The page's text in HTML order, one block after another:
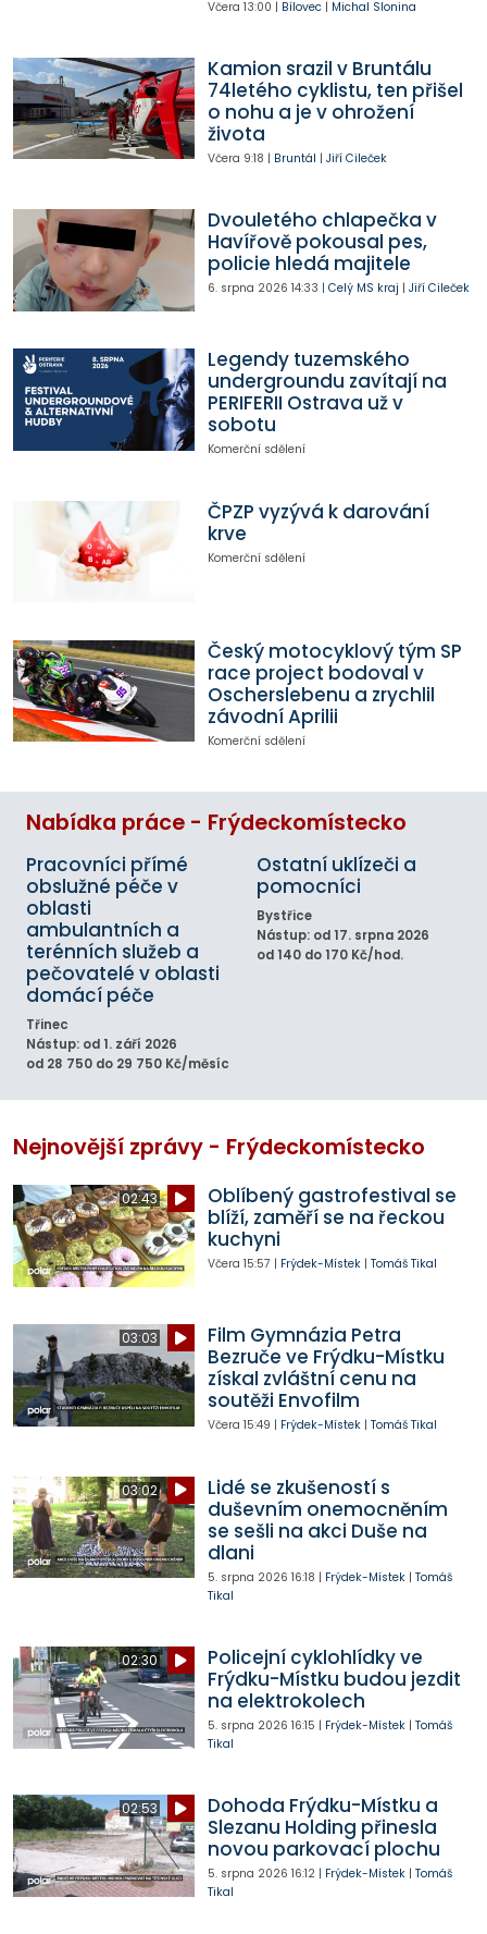
Včera 13:00 | Bílovec| Michal Slonina
Kamion srazil v Bruntálu
74letého cyklistu, ten přišel
o nohu a je v ohrožení
života
Včera 9:18 | Bruntál | Jiří Cileček
Dvouletého chlapečka v
Havířově pokousal pes,
policie hledá majitele
6. srpna 2026 14:33 | Celý MS kraj | Jiří Cileček
Legendy tuzemského
undergroundu zavítají na
PERIFERII Ostrava už v
sobotu
Komerční sdělení
ČPZP vyzývá k darování
krve
Komerční sdělení
Český motocyklový tým SP
race project bodoval v
Oscherslebenu a zrychlil
závodní Aprilii
Komerční sdělení
Nabídka práce - Frýdeckomístecko
Pracovníci přímé
obslužné péče v
oblasti
ambulantních a
terénních služeb a
pečovatelé v oblasti
domácí péče
Třinec
Nástup: od 1. září 2026
od 28 750 do 29 750 Kč/měsíc
Ostatní uklízeči a
pomocníci
Bystřice
Nástup: od 17. srpna 2026
od 140 do 170 Kč/hod.
Nejnovější zprávy - Frýdeckomístecko
02:43
Oblíbený gastrofestival se
blíží, zaměří se na řeckou
kuchyni
Včera 15:57 | Frýdek-Místek| Tomáš Tikal
03:03
Film Gymnázia Petra
Bezruče ve Frýdku-Místku
získal zvláštní cenu na
soutěži Envofilm
Včera 15:49 | Frýdek-Místek| Tomáš Tikal
03:02
Lidé se zkušeností s
duševním onemocněním
se sešli na akci Duše na
dlani
5. srpna 2026 16:18 | Frýdek-Místek| Tomáš
Tikal
02:30
Policejní cyklohlídky ve
Frýdku-Místku budou jezdit
na elektrokolech
5. srpna 2026 16:15 | Frýdek-Místek| Tomáš
Tikal
02:53
Dohoda Frýdku-Místku a
Slezanu Holding přinesla
novou parkovací plochu
5. srpna 2026 16:12| Frýdek-Místek| Tomáš
Tikal